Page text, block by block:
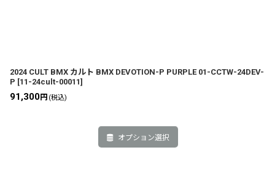
2024 CULT BMX カルト BMX DEVOTION-P PURPLE 01-CCTW-24DEV-
P [11-24cult-00011]
91,300円 (税込)
オプション選択